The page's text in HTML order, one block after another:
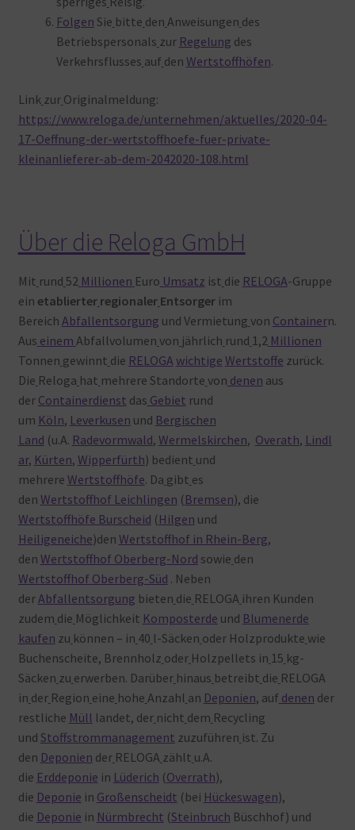
Folgen Sie bitte den Anweisungen des
Betriebspersonals zur Regelung des
Verkehrsflusses auf den Wertstoffhöfen.
Link zur Originalmeldung:
https://www.reloga.de/unternehmen/aktuelles/2020-04-
17-Oeffnung-der-wertstoffhoefe-fuer-private-
kleinanlieferer-ab-dem-2042020-108.html
Über die Reloga GmbH
Mit rund 52 Millionen Euro Umsatz ist die RELOGA-Gruppe
ein etablierter regionaler Entsorger im
Bereich Abfallentsorgung und Vermietung von Containern.
Aus einem Abfallvolumen von jährlich rund 1,2 Millionen
Tonnen gewinnt die RELOGA wichtige Wertstoffe zurück.
Die Reloga hat mehrere Standorte von denen aus
der Containerdienst das Gebiet rund
um Köln, Leverkusen und Bergischen
Land (u.A. Radevormwald, Wermelskirchen, Overath, Lindl
ar, Kürten, Wipperfürth) bedient und
mehrere Wertstoffhöfe. Da gibt es
den Wertstoffhof Leichlingen ( Bremsen), die
Wertstoffhöfe Burscheid ( Hilgen und
Heiligeneiche)den Wertstoffhof in Rhein-Berg,
den Wertstoffhof Oberberg-Nord sowie den
Wertstoffhof Oberberg-Süd . Neben
derAbfallentsorgung bieten die RELOGA ihren Kunden
zudem die Möglichkeit Komposterde und Blumenerde
kaufen zu können – in 40 l-Säcken oder Holzprodukte wie
Buchenscheite, Brennholz oder Holzpellets in 15 kg-
Säcken zu erwerben. Darüber hinaus betreibt die RELOGA
in der Region eine hohe Anzahl an Deponien, auf denen der
restliche Müll landet, der nicht dem Recycling
und Stoffstrommanagement zuzuführen ist. Zu
den Deponien der RELOGA zählt u.A.
die Erddeponie in Lüderich (Overrath),
die Deponie in Großenscheidt (bei Hückeswagen),
die Deponie in Nürmbrecht (Steinbruch Büschhof) und